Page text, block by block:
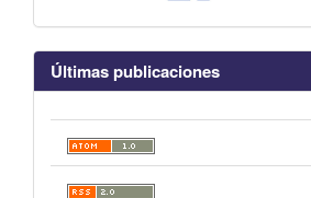
Últimas publicaciones